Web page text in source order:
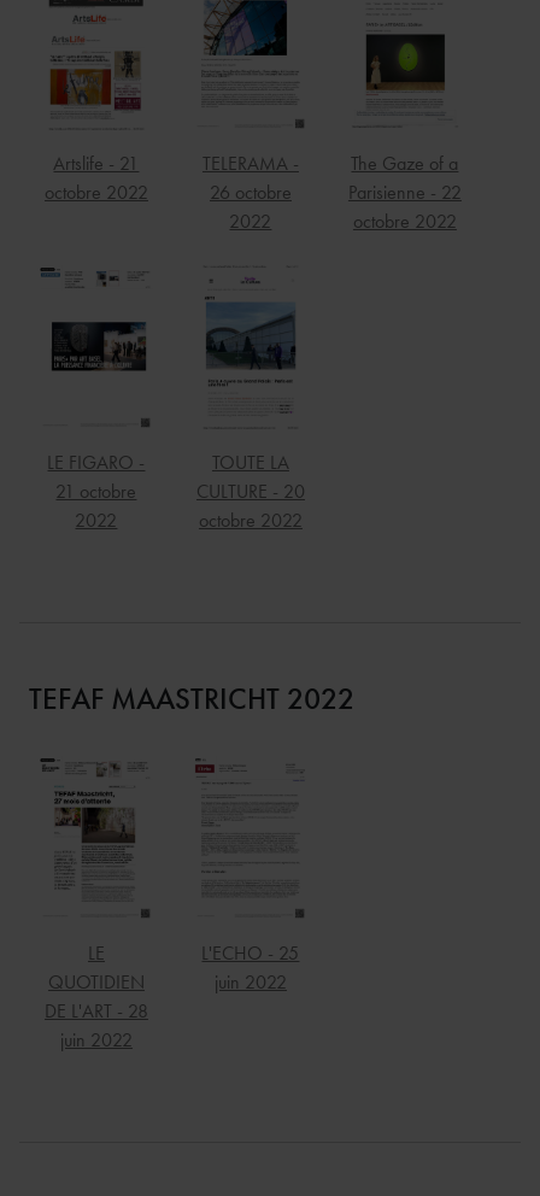
Artslife - 21
octobre 2022
TELERAMA -
26 octobre
2022
The Gaze of a
Parisienne - 22
octobre 2022
LE FIGARO -
21 octobre
2022
TOUTE LA
CULTURE - 20
octobre 2022
TEFAF MAASTRICHT 2022
LE
QUOTIDIEN
DE L'ART - 28
juin 2022
L'ECHO - 25
juin 2022